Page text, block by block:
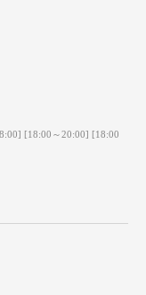
[18:00～20:00] [18:00